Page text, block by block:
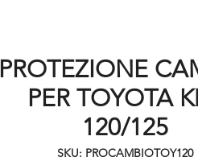
PROTEZIONE
PER TOYOTA
120/125
SKU: PROCAMBIOTOY120